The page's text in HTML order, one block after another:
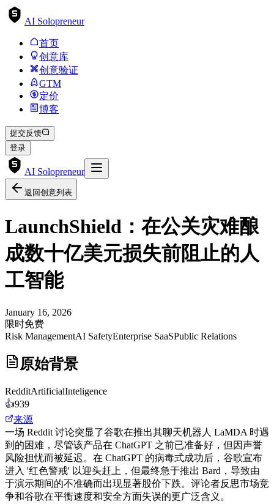
AI Solopreneur
首页
创意库
创意验证
GTM
定价
博客
提交反馈
登录
AI Solopreneur
返回创意列表
LaunchShield：在公关灾难酿
成数十亿美元损失前阻止的人
工智能
January 16, 2026
限时免费
Risk ManagementAI SafetyEnterprise SaaSPublic Relations
原始背景
RedditArtificialInteligence
👍939
来源
一场 Reddit 讨论突显了谷歌在推出其聊天机器人 LaMDA 时遇
到的困难，尽管该产品在 ChatGPT 之前已准备好，但因声誉
风险担忧而被延迟。在 ChatGPT 的病毒式成功后，谷歌宣布
进入 '红色警戒' 以迎头赶上，但最终急于推出 Bard，导致由
于演示期间的不准确而出现显著股价下跌。评论者反思市场竞
争和谷歌在平衡速度和安全方面失误的更广泛含义。